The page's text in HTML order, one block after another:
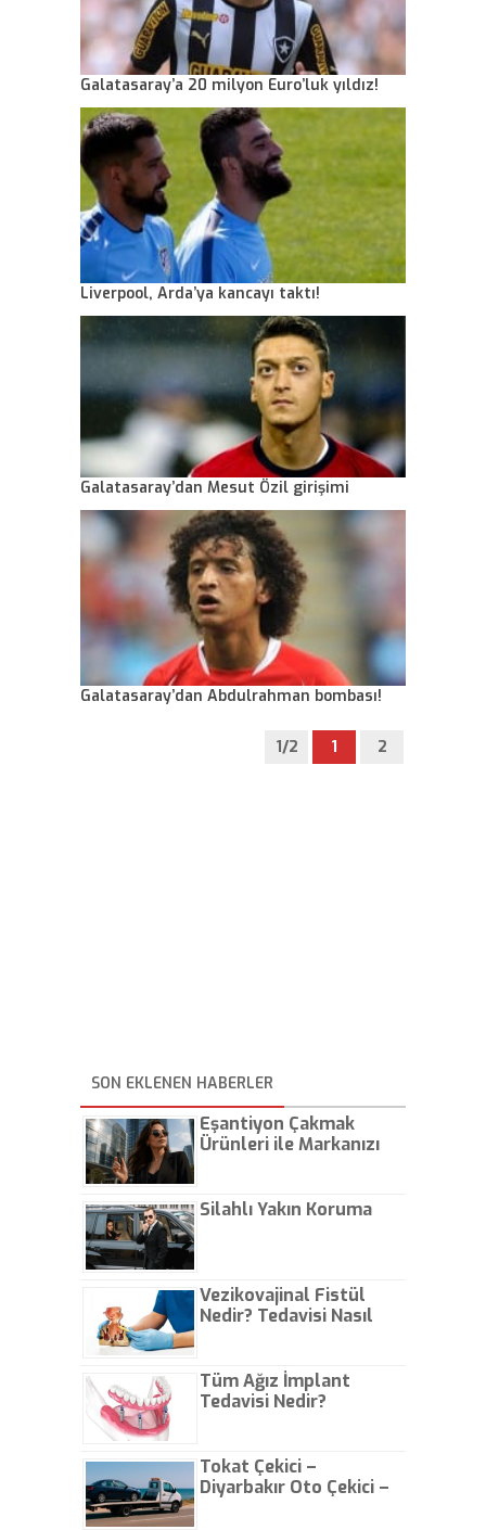
Galatasaray’a 20 milyon Euro’luk yıldız!
Liverpool, Arda’ya kancayı taktı!
Galatasaray’dan Mesut Özil girişimi
Galatasaray’dan Abdulrahman bombası!
1/2 1 2
SON EKLENEN HABERLER
Eşantiyon Çakmak
Ürünleri ile Markanızı
Silahlı Yakın Koruma
Vezikovajinal Fistül
Nedir? Tedavisi Nasıl
Tüm Ağız İmplant
Tedavisi Nedir?
Tokat Çekici –
Diyarbakır Oto Çekici –